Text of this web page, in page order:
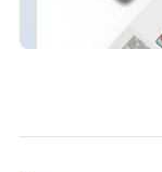
E-commerce